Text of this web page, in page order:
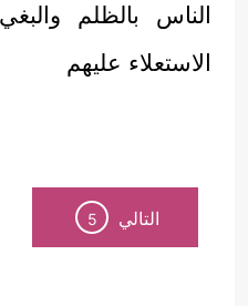
الناس بالظلم
الاستعلاء عليهم
التالي 5